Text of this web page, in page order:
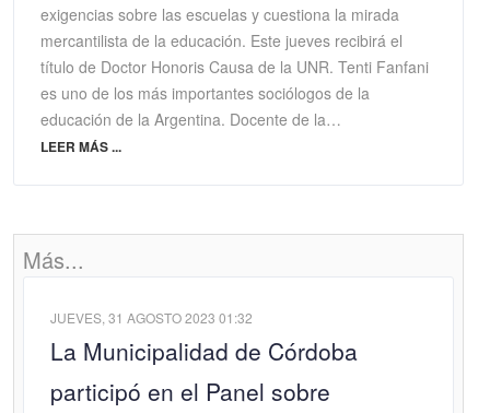
exigencias sobre las escuelas y cuestiona la mirada
mercantilista de la educación. Este jueves recibirá el
título de Doctor Honoris Causa de la UNR. Tenti Fanfani
es uno de los más importantes sociólogos de la
educación de la Argentina. Docente de la…
LEER MÁS ...
Más...
JUEVES, 31 AGOSTO 2023 01:32
La Municipalidad de Córdoba
participó en el Panel sobre